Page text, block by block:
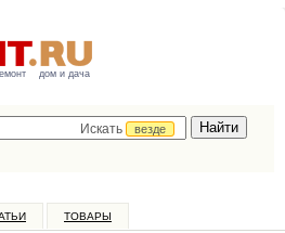
дом и дача
Искать
везде
ТОВАРЫ